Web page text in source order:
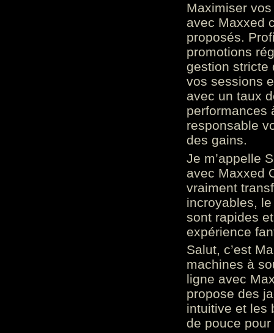
Maximiser
avec Maxxed
proposés.
promotions
gestion stricte
vos sessions
avec un taux
performances
responsable
des gains.
Je m’appelle
avec Maxxed
vraiment
incroyables,
sont rapides
expérience
Salut, c’est
machines à
ligne avec
propose des
intuitive et les
de pouce